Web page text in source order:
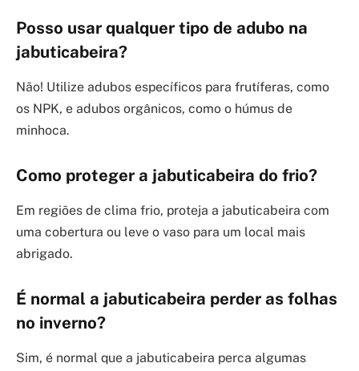
Posso usar qualquer tipo de adubo na
jabuticabeira?
Não! Utilize adubos específicos para frutíferas, como
os NPK, e adubos orgânicos, como o húmus de
minhoca.
Como proteger a jabuticabeira do frio?
Em regiões de clima frio, proteja a jabuticabeira com
uma cobertura ou leve o vaso para um local mais
abrigado.
É normal a jabuticabeira perder as folhas
no inverno?
Sim, é normal que a jabuticabeira perca algumas